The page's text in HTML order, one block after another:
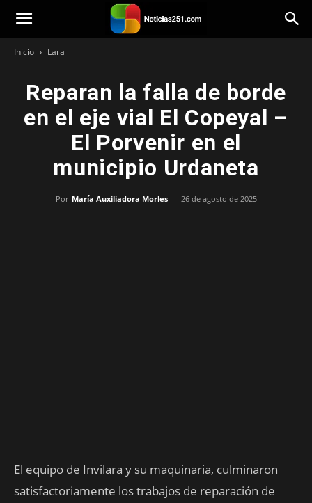
Noticias251
Inicio Lara
Reparan la falla de borde
en el eje vial El Copeyal –
El Porvenir en el
municipio Urdaneta
Por María Auxiliadora Morles - 26 de agosto de 2025
El equipo de Invilara y su maquinaria, culminaron
satisfactoriamente los trabajos de reparación de